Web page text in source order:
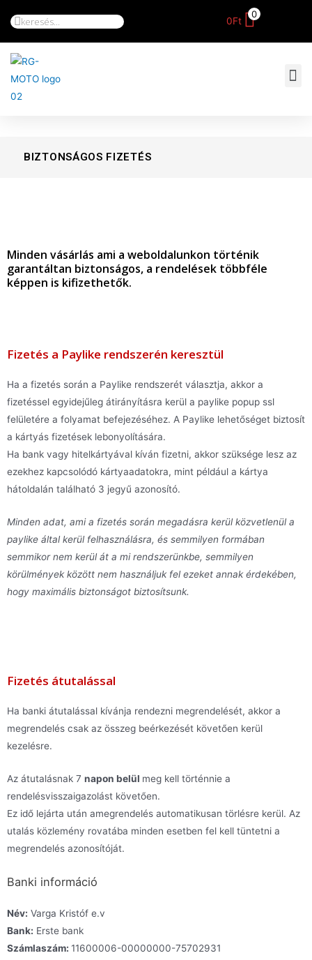
0Ft
0
BIZTONSÁGOS FIZETÉS
Minden vásárlás ami a weboldalunkon történik
garantáltan biztonságos, a rendelések többféle
képpen is kifizethetők.
Fizetés a Paylike rendszerén keresztül
Ha a fizetés során a Paylike rendszerét választja, akkor a
fizetéssel egyidejűleg átirányításra kerül a paylike popup ssl
felületére a folyamat befejezéséhez. A Paylike lehetőséget biztosít
a kártyás fizetések lebonyolítására.
Ha bank vagy hitelkártyával kíván fizetni, akkor szüksége lesz az
ezekhez kapcsolódó kártyaadatokra, mint például a kártya
hátoldalán található 3 jegyű azonosító.
Minden adat, ami a fizetés során megadásra kerül közvetlenül a
paylike által kerül felhasználásra, és semmilyen formában
semmikor nem kerül át a mi rendszerünkbe, semmilyen
körülmények között nem használjuk fel ezeket annak érdekében,
hogy maximális biztonságot biztosítsunk.
Fizetés átutalással
Ha banki átutalással kívánja rendezni megrendelését, akkor a
megrendelés csak az összeg beérkezését követően kerül
kezelésre.
Az átutalásnak 7 napon belül meg kell történnie a
rendelésvisszaigazolást követően.
Ez idő lejárta után amegrendelés automatikusan törlésre kerül. Az
utalás közlemény rovatába minden esetben fel kell tüntetni a
megrendelés azonosítóját.
Banki információ
Név: Varga Kristóf e.v
Bank: Erste bank
Számlaszám: 11600006-00000000-75702931